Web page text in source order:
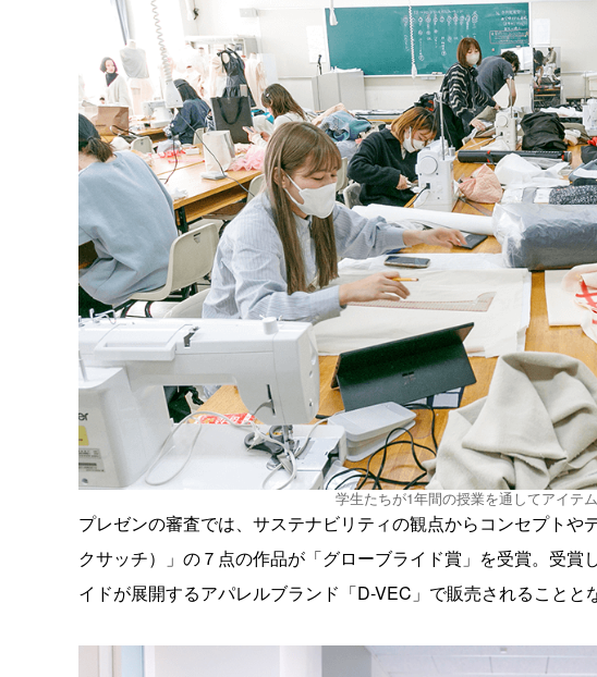
学生たちが1年間の授業を通してアイテ
プレゼンの審査では、サステナビリティの観点からコンセプトや
クサッチ）」の７点の作品が「グローブライド賞」を受賞。受賞
イドが展開するアパレルブランド「D-VEC」で販売されることと